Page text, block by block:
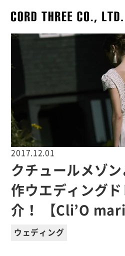
2017.12.01
クチュールメゾ
作ウエディング
介！ 【Cli’O
ウェディング